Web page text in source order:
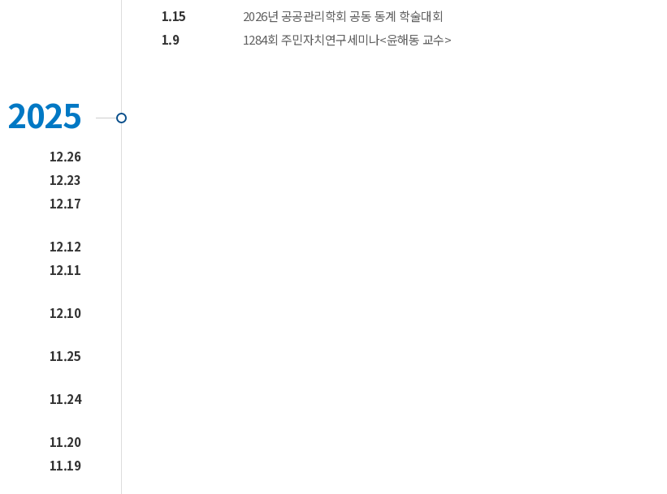
1.15
2026년 공공관리학회 공동 동계 학술대회
1.9
1284회 주민자치연구세미나<윤해동 교수>
2025
12.26
12.23
12.17
12.12
12.11
12.10
11.25
11.24
11.20
11.19